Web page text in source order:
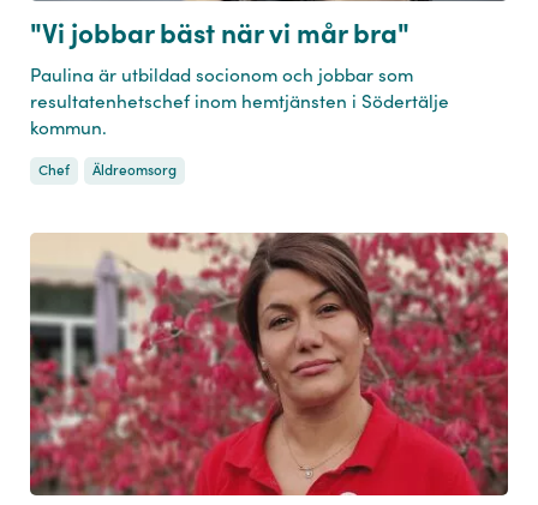
"Vi jobbar bäst när vi mår bra"
Paulina är utbildad socionom och jobbar som
resultatenhetschef inom hemtjänsten i Södertälje
kommun.
Chef Äldreomsorg